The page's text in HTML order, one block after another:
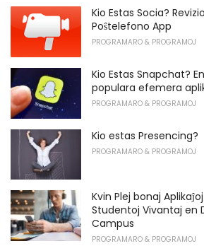
Kio Estas Socia?
Poŝtelefono App
PROGRAMARO & PROGRAMOJ
Kio Estas Snapchat?
populara efemera
PROGRAMARO & PROGRAMOJ
Kio estas Presencing?
PROGRAMARO & PROGRAMOJ
Kvin Plej bonaj
Studentoj Vivantaj en
Campus
PROGRAMARO & PROGRAMOJ